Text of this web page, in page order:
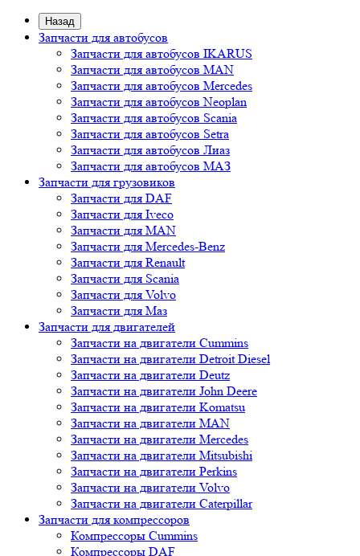
Назад
Запчасти для автобусов
Запчасти для автобусов IKARUS
Запчасти для автобусов MAN
Запчасти для автобусов Mercedes
Запчасти для автобусов Neoplan
Запчасти для автобусов Scania
Запчасти для автобусов Setra
Запчасти для автобусов Лиаз
Запчасти для автобусов МАЗ
Запчасти для грузовиков
Запчасти для DAF
Запчасти для Iveco
Запчасти для MAN
Запчасти для Mercedes-Benz
Запчасти для Renault
Запчасти для Scania
Запчасти для Volvo
Запчасти для Маз
Запчасти для двигателей
Запчасти на двигатели Cummins
Запчасти на двигатели Detroit Diesel
Запчасти на двигатели Deutz
Запчасти на двигатели John Deere
Запчасти на двигатели Komatsu
Запчасти на двигатели MAN
Запчасти на двигатели Mercedes
Запчасти на двигатели Mitsubishi
Запчасти на двигатели Perkins
Запчасти на двигатели Volvo
Запчасти на двигатели Сaterpillar
Запчасти для компрессоров
Компрессоры Cummins
Компрессоры DAF